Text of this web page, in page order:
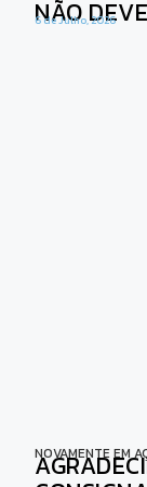
NÃO
6 de Julho, 2026
NOVAMENTE EM